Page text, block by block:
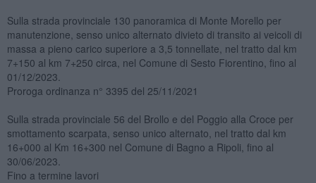
Sulla strada provinciale 130 panoramica di Monte Morello per
manutenzione, senso unico alternato divieto di transito ai veicoli di
massa a pieno carico superiore a 3,5 tonnellate, nel tratto dal km
7+150 al km 7+250 circa, nel Comune di Sesto Fiorentino, fino al
01/12/2023.
Proroga ordinanza n° 3395 del 25/11/2021
Sulla strada provinciale 56 del Brollo e del Poggio alla Croce per
smottamento scarpata, senso unico alternato, nel tratto dal km
16+000 al Km 16+300 nel Comune di Bagno a Ripoli, fino al
30/06/2023.
Fino a termine lavori